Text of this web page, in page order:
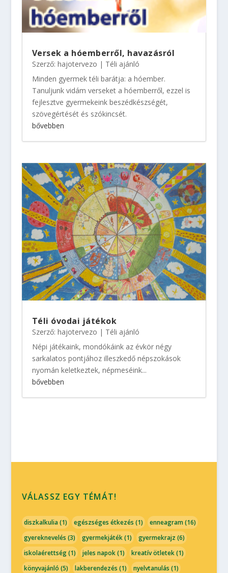
Versek a hóemberről, havazásról
Szerző: hajotervezo | Téli ajánló
Minden gyermek téli barátja: a hóember.
Tanuljunk vidám verseket a hóemberről, ezzel is
fejlesztve gyermekeink beszédkészségét,
szövegértését és szókincsét.
bővebben
Téli óvodai játékok
Szerző: hajotervezo | Téli ajánló
Népi játékaink, mondókáink az évkör négy
sarkalatos pontjához illeszkedő népszokások
nyomán keletkeztek, népmeséink...
bővebben
VÁLASSZ EGY TÉMÁT!
diszkalkulia(1) egészséges étkezés (1) enneagram(16)
gyereknevelés (3) gyermekjáték(1) gyermekrajz (6)
iskolaérettség(1) jeles napok(1) kreatív ötletek(1)
könyvajánló (5) lakberendezés (1) nyelvtanulás (1)